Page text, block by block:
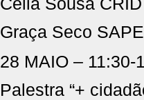
Graça Seco SAPE
28 MAIO – 11:30-
Palestra “+